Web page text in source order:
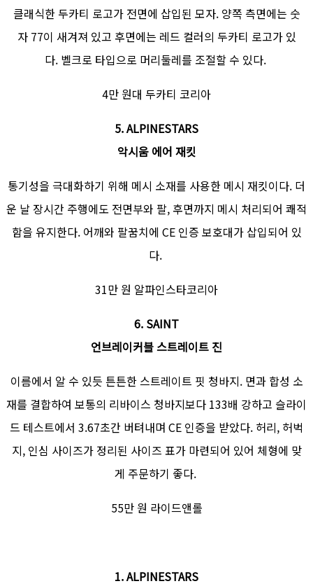
클래식한 두카티 로고가 전면에 삽입된 모자. 양쪽 측면에는 숫
자 77이 새겨져 있고 후면에는 레드 컬러의 두카티 로고가 있
다. 벨크로 타입으로 머리둘레를 조절할 수 있다.
4만 원대 두카티 코리아
5. ALPINESTARS
악시움 에어 재킷
통기성을 극대화하기 위해 메시 소재를 사용한 메시 재킷이다. 더
운 날 장시간 주행에도 전면부와 팔, 후면까지 메시 처리되어 쾌적
함을 유지한다. 어깨와 팔꿈치에 CE 인증 보호대가 삽입되어 있
다.
31만 원 알파인스타코리아
6. SAINT
언브레이커블 스트레이트 진
이름에서 알 수 있듯 튼튼한 스트레이트 핏 청바지. 면과 합성 소
재를 결합하여 보통의 리바이스 청바지보다 133배 강하고 슬라이
드 테스트에서 3.67초간 버텨내며 CE 인증을 받았다. 허리, 허벅
지, 인심 사이즈가 정리된 사이즈 표가 마련되어 있어 체형에 맞
게 주문하기 좋다.
55만 원 라이드앤롤
1. ALPINESTARS